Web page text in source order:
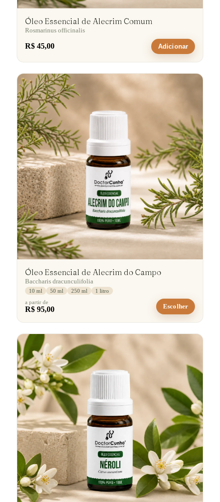
Óleo Essencial de Alecrim Comum
Rosmarinus officinalis
R$ 45,00 Adicionar
Óleo Essencial de Alecrim do Campo
Baccharis dracunculifolia
10 ml 50 ml 250 ml
1 litro
a partir de
R$ 95,00 Escolher